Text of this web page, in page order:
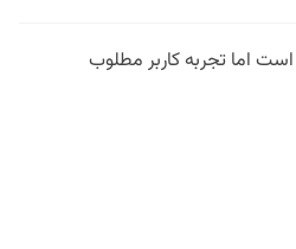
اما تجربه کاربر مطلوب